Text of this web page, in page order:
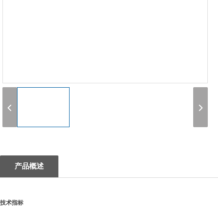
产品概述
技术指标